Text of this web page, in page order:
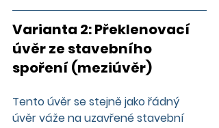
Varianta 2: Překlenovací
úvěr ze stavebního
spoření (meziúvěr)
Tento úvěr se stejně jako řádný
úvěr váže na uzavřené stavební